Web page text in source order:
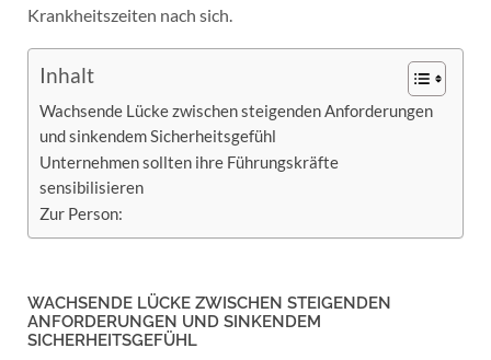
Krankheitszeiten nach sich.
Inhalt
Wachsende Lücke zwischen steigenden Anforderungen
und sinkendem Sicherheitsgefühl
Unternehmen sollten ihre Führungskräfte
sensibilisieren
Zur Person:
WACHSENDE LÜCKE ZWISCHEN STEIGENDEN
ANFORDERUNGEN UND SINKENDEM
SICHERHEITSGEFÜHL